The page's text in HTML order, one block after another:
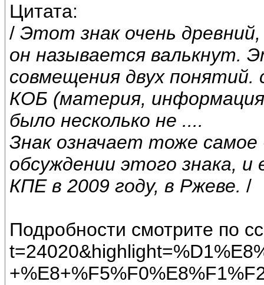
Цитата:
/ Этот знак очень
он называется валькнут.
совмещения двух понятий.
КОБ (материя,
было несколько не ....
Знак означает тоже
обсуждении этого знака,
КПЕ в 2009 году, в Ржеве. /
Подробности смотрите по